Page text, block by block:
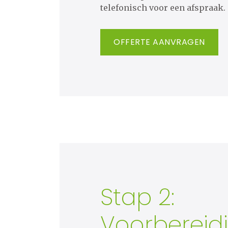
telefonisch voor een afspraak.
OFFERTE AANVRAGEN
Stap 2: